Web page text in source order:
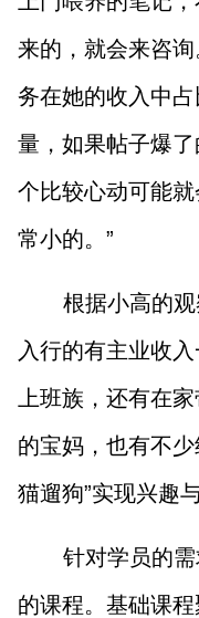
来的，就会来咨
务在她的收入中
量，如果帖子爆
个比较心动可能
常小的。”
根据小高的
入行的有主业收
上班族，还有在
的宝妈，也有不
猫遛狗”实现兴趣
针对学员的
的课程。基础课程